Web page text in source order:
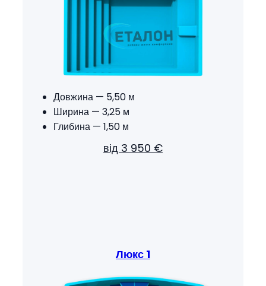
Довжина — 5,50 м
Ширина — 3,25 м
Глибина — 1,50 м
від 3 950 €
Люкс 1